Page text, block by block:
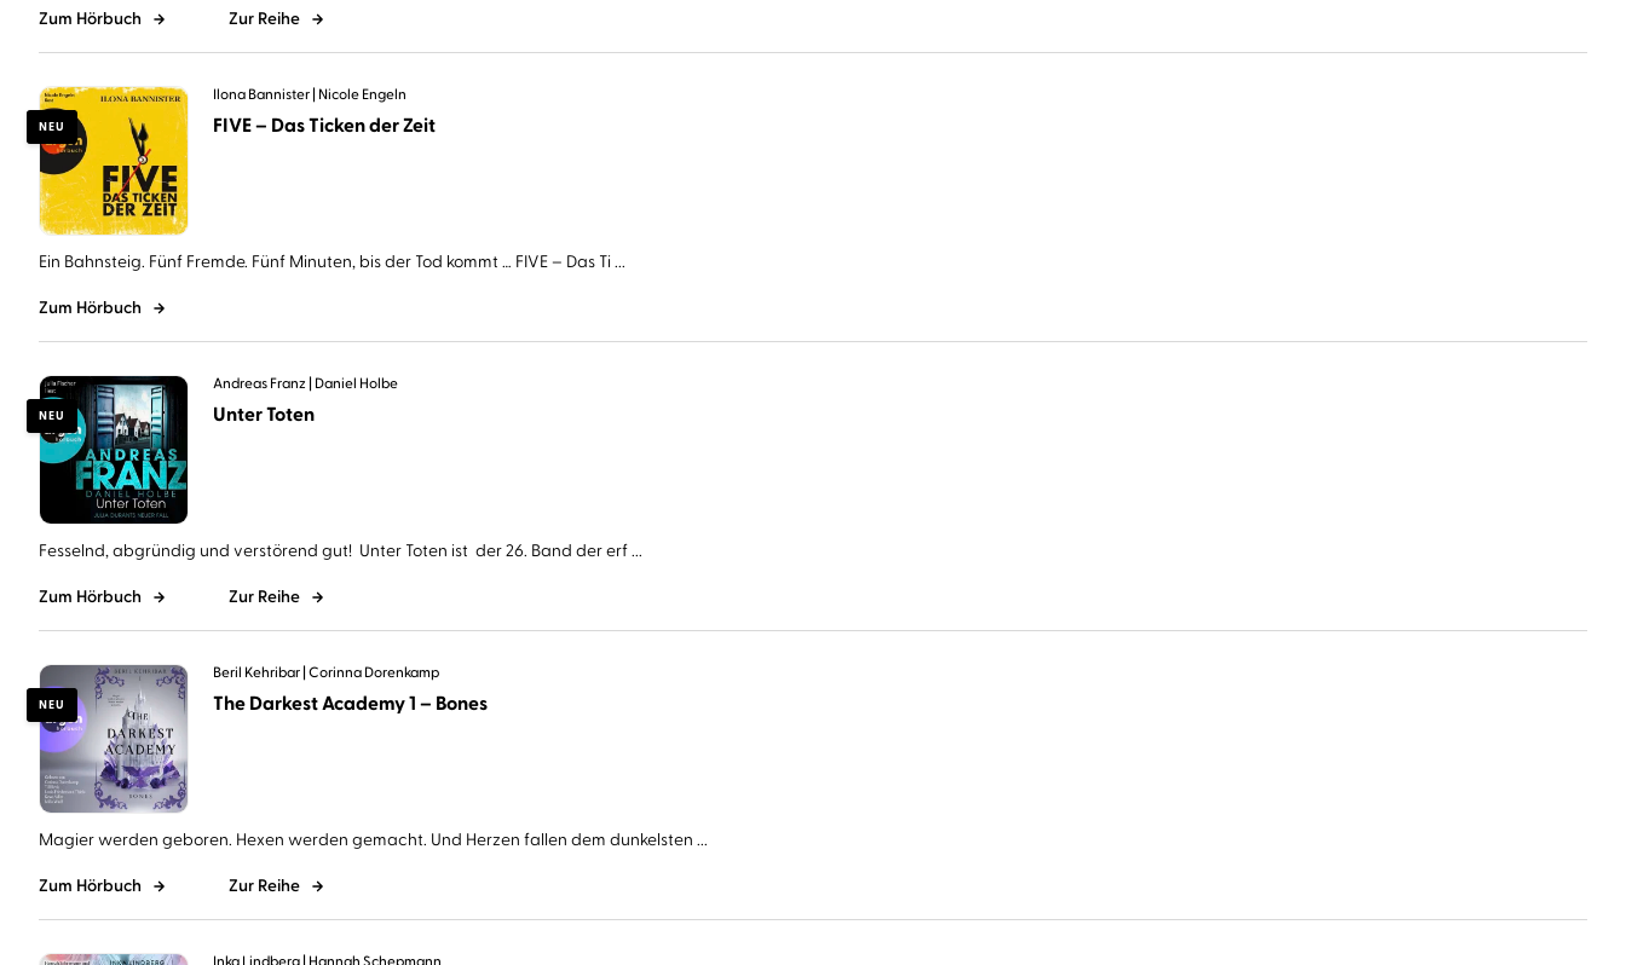
Zum Hörbuch Zur Reihe
NEU
Ilona Bannister Nicole Engeln
FIVE – Das Ticken der Zeit
Ein Bahnsteig. Fünf Fremde. Fünf Minuten, bis der Tod kommt … FIVE – Das Ti ...
Zum Hörbuch
NEU
Andreas Franz Daniel Holbe
Unter Toten
Fesselnd, abgründig und verstörend gut! Unter Toten ist der 26. Band der erf ...
Zum Hörbuch Zur Reihe
NEU
Beril Kehribar Corinna Dorenkamp
The Darkest Academy 1 – Bones
Magier werden geboren. Hexen werden gemacht. Und Herzen fallen dem dunkelsten ...
Zum Hörbuch Zur Reihe
Inka Lindberg Hannah Schepmann